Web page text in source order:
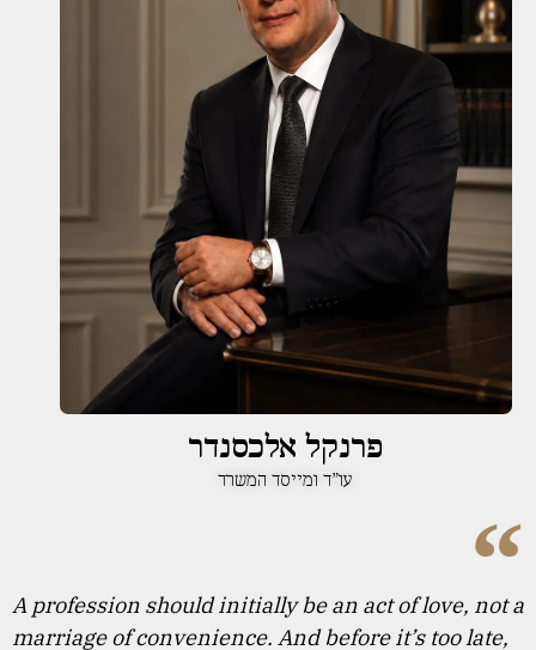
פרנקל אלכסנדר
עו”ד ומייסד המשרד
A profession should initially be an act of love, not a
marriage of convenience. And before it’s too late,